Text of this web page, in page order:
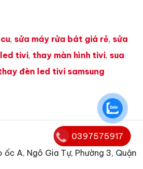
, sửa máy rửa bát giá rẻ, sửa
tivi, thay màn hình tivi, sua
đèn led tivi samsung
ốc A, Ngô Gia Tự, Phường 3, Quận
0397575917